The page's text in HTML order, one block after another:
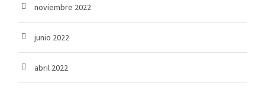
noviembre 2022
junio 2022
abril 2022